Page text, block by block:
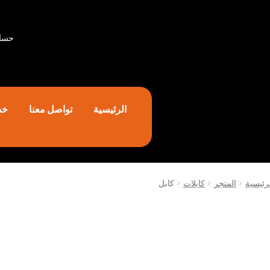
الرئيسية تواصل معنا
المتجر كابلات
كابل